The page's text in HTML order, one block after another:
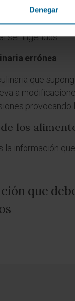
Denegar
grupo se
propiedades
ser ingeridos.
errónea
que
a
provocando
los
la información
que